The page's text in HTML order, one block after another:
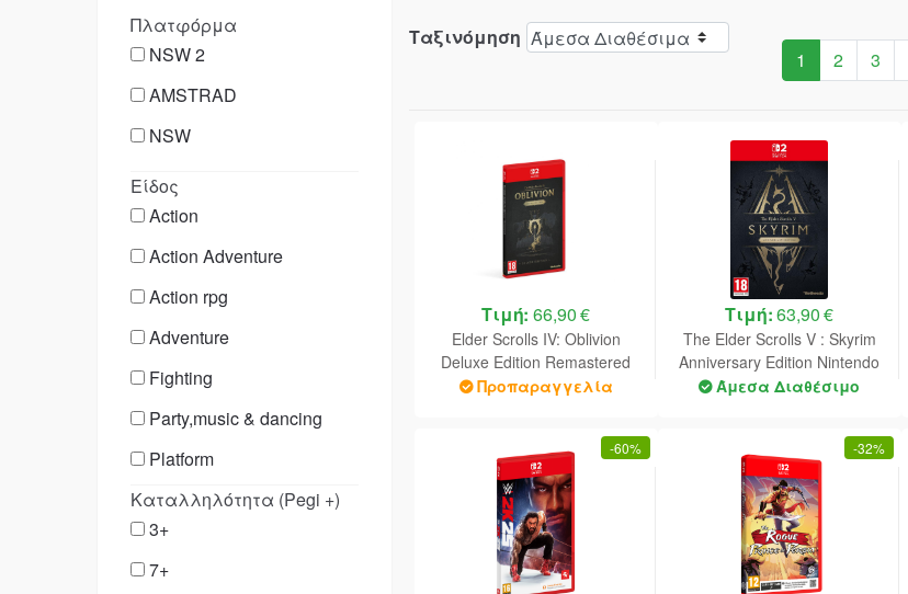
Πλατφόρμα
NSW 2
AMSTRAD
NSW
Είδος
Action
Action Adventure
Action rpg
Adventure
Fighting
Party,music & dancing
Platform
Racing
Role playing (RPG)
Simulation
Kαταλληλότητα (Pegi +)
3+
7+
Ταξινόμηση
1
2 3
Τιμή:66,90 €
Elder Scrolls IV: Oblivion
Deluxe Edition Remastered
Nintendo Switch 2 NEW
Προπαραγγελία
Τιμή:63,90 €
The Elder Scrolls V : Skyrim
Anniversary Edition Nintendo
Switch 2 NEW (Code in a
Άμεσα Διαθέσιμο
-60% -32%